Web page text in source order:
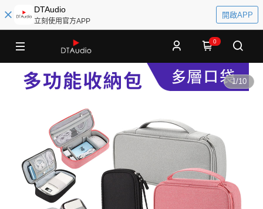
DTAudio
立刻使用官方APP
開啟APP
0
1/10